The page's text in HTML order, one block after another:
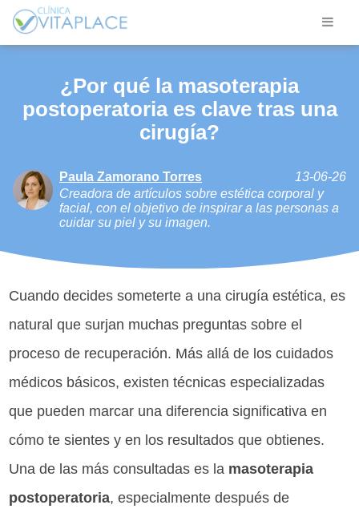
¿Por qué la masoterapia
postoperatoria es clave tras una
cirugía?
Paula Zamorano Torres
13-06-26
Creadora de artículos sobre estética corporal y
facial, con el objetivo de inspirar a las personas a
cuidar su piel y su imagen.
Cuando decides someterte a una cirugía estética, es
natural que surjan muchas preguntas sobre el
proceso de recuperación. Más allá de los cuidados
médicos básicos, existen técnicas especializadas
que pueden marcar una diferencia significativa en
cómo te sientes y en los resultados que obtienes.
Una de las más consultadas es la masoterapia
postoperatoria, especialmente después de